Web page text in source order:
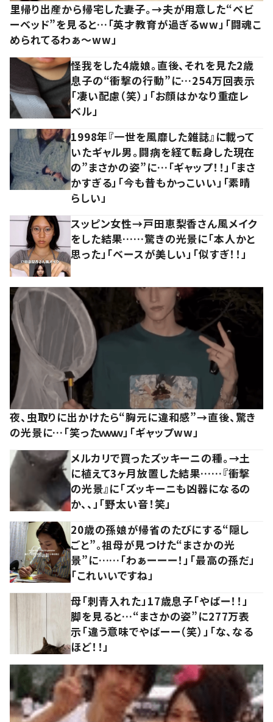
里帰り出産から帰宅した妻子。→夫が用意した“ベビ
ーベッド”を見ると…「英才教育が過ぎるww」「闘魂こ
められてるわぁ～ww」
怪我をした4歳娘。直後、それを見た2歳
息子の“衝撃の行動”に…254万回表示
「凄い配慮（笑）」「お顔はかなり重症レ
ベル」
1998年『一世を風靡した雑誌』に載って
いたギャル男。闘病を経て転身した現在
の”まさかの姿”に…「ギャップ！！」「まさ
かすぎる」「今も昔もかっこいい」「素晴
らしい」
スッピン女性→戸田恵梨香さん風メイク
をした結果……驚きの光景に「本人かと
思った」「ベースが美しい」「似すぎ！！」
夜、虫取りに出かけたら“胸元に違和感”→直後、驚き
の光景に…「笑ったｗｗｗ」「ギャップww」
メルカリで買ったズッキーニの種。→土
に植えて3ヶ月放置した結果……『衝撃
の光景』に「ズッキーニも凶器になるの
か、、」「野太い音！笑」
20歳の孫娘が帰省のたびにする“隠し
ごと”。祖母が見つけた“まさかの光
景”に……「わぁーーー！」「最高の孫だ」
「これいいですね」
母「刺青入れた」17歳息子「やばー！！」
脚を見ると…“まさかの姿”に277万表
示「違う意味でやばーー（笑）」「な、なる
ほど！！」